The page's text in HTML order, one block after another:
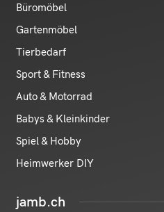
Büromöbel
Gartenmöbel
Tierbedarf
Sport & Fitness
Auto & Motorrad
Babys & Kleinkinder
Spiel & Hobby
Heimwerker DIY
jamb.ch